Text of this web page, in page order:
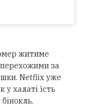
житиме
за
Netflix уже
у халаті їсть